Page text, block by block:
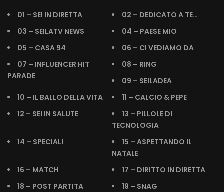
01 – SEI IN DIRETTA
02 – DEDICATO A TE…
03 – SEILATV NEWS
04 – PAESE MIO
05 – CASA 94
06 – CI VEDIAMO DA
07 – INFLUENCER HIT
PARADE
08 – RING
09 – SEILADEA
10 – IL BALLO DELLA VITA
11 – CALCIO & PEPE
12 – SEI IN SALUTE
13 – PILLOLE DI
TECNOLOGIA
14 – SPECIALI
15 – ASPETTANDO IL
NATALE
16 – MATCH
17 – DIRITTO IN DIRETTA
18 – POST PARTITA
19 – SNAG